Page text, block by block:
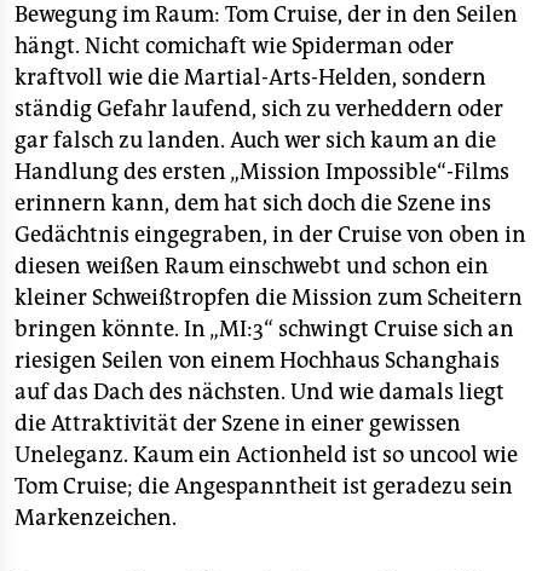
Bewegung im Raum: Tom Cruise, der in den Seilen
hängt. Nicht comichaft wie Spiderman oder
kraftvoll wie die Martial-Arts-Helden, sondern
ständig Gefahr laufend, sich zu verheddern oder
gar falsch zu landen. Auch wer sich kaum an die
Handlung des ersten „Mission Impossible“-Films
erinnern kann, dem hat sich doch die Szene ins
Gedächtnis eingegraben, in der Cruise von oben in
diesen weißen Raum einschwebt und schon ein
kleiner Schweißtropfen die Mission zum Scheitern
bringen könnte. In „MI:3“ schwingt Cruise sich an
riesigen Seilen von einem Hochhaus Schanghais
auf das Dach des nächsten. Und wie damals liegt
die Attraktivität der Szene in einer gewissen
Uneleganz. Kaum ein Actionheld ist so uncool wie
Tom Cruise; die Angespanntheit ist geradezu sein
Markenzeichen.